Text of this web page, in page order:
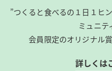
”つくると食べるの１日１ヒ
ミュニテ
会員限定のオリジナル
詳しくは